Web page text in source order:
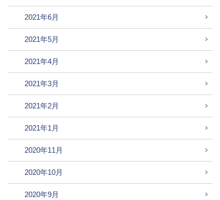
2021年6月
2021年5月
2021年4月
2021年3月
2021年2月
2021年1月
2020年11月
2020年10月
2020年9月